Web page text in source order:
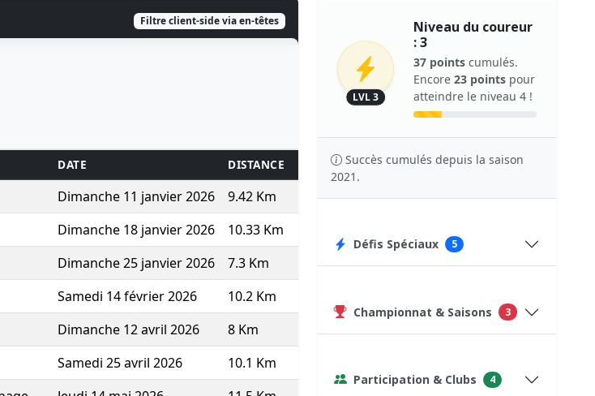
Filtre client-side via en-têtes
DATE DISTANCE KM/H TPS/KM TEMPS POINTS
Dimanche 11 janvier 2026 9.42 Km 8.92 6'44'' 63:21
380
Dimanche 18 janvier 2026 10.33 Km
Dimanche 25 janvier 2026 7.3 Km 9.59 6'15'' 45:39 75 (Course type P)
Samedi 14 février 2026 10.2 Km
Dimanche 12 avril 2026 8 Km 8.99 6'40'' 53:23 75 (Course type P)
Samedi 25 avril 2026 10.1 Km
LVL 3
Niveau du coureur
: 3
37 points cumulés.
Encore 23 points pour
atteindre le niveau 4 !
Succès cumulés depuis la saison
2021.
Défis Spéciaux 5
Championnat & Saisons 3
Participation & Clubs 4